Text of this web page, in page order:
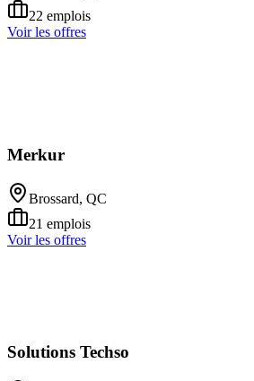
22 emplois
Voir les offres
Merkur
Brossard, QC
21 emplois
Voir les offres
Solutions Techso